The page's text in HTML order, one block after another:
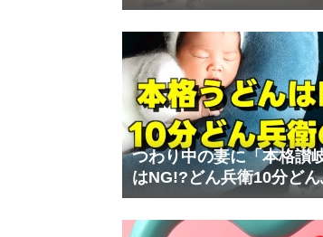
ト｜夫の妊娠体験記⑨
つわり中の妻に「本格讃
はNG!?どん兵衛10分ど
奇跡｜夫の妊娠体験記⑧